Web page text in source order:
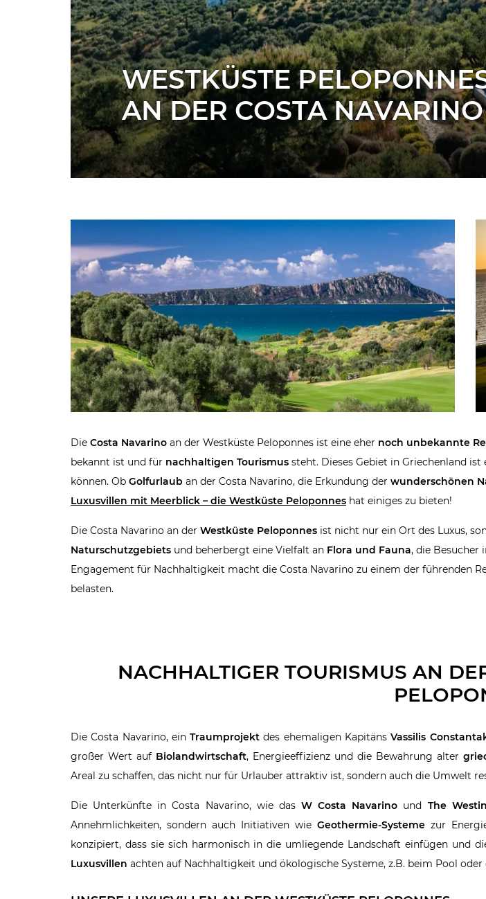
WESTKÜSTE
AN DER COSTA
Die Costa Navarino an der Westküste Peloponnes ist eine eher noch unbekannte
bekannt ist und für nachhaltigen Tourismus steht. Dieses Gebiet in Griechenland
können. Ob Golfurlaub an der Costa Navarino, die Erkundung der wunderschönen
Luxusvillen mit Meerblick – die Westküste Peloponnes hat einiges zu bieten!
Die Costa Navarino an der Westküste Peloponnes ist nicht nur ein Ort des Luxus,
Naturschutzgebiets und beherbergt eine Vielfalt an Flora und Fauna, die Besucher
Engagement für Nachhaltigkeit macht die Costa Navarino zu einem der führenden
belasten.
NACHHALTIGER TOURISMUS AN
Die Costa Navarino, einTraumprojekt des ehemaligen KapitänsVassilis
großer Wert auf Biolandwirtschaft, Energieeffizienz und die Bewahrung alter
Areal zu schaffen, das nicht nur für Urlauber attraktiv ist, sondern auch die Umwelt
Die Unterkünfte in Costa Navarino, wie das W Costa Navarino und The
Annehmlichkeiten, sondern auch Initiativen wieGeothermie-Systeme zur
konzipiert, dass sie sich harmonisch in die umliegende Landschaft einfügen und
Luxusvillen achten auf Nachhaltigkeit und ökologische Systeme, z.B. beim Pool